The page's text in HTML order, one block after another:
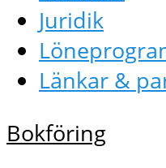
Juridik
Länkar &
Bokföring